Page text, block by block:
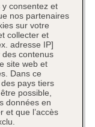
consentez et
nos partenaires
sur votre
collecter et
adresse IP]
contenus
site web et
Dans ce
pays tiers
possible,
données en
et que l’accès